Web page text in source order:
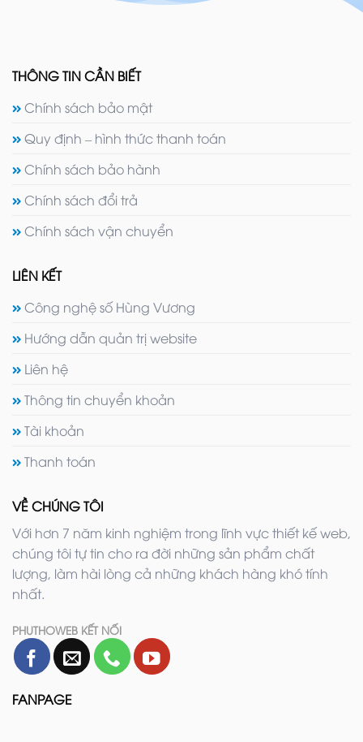
THÔNG TIN CẦN BIẾT
Chính sách bảo mật
Quy định – hình thức thanh toán
Chính sách bảo hành
Chính sách đổi trả
Chính sách vận chuyển
LIÊN KẾT
Công nghệ số Hùng Vương
Hướng dẫn quản trị website
Liên hệ
Thông tin chuyển khoản
Tài khoản
Thanh toán
VỀ CHÚNG TÔI
Với hơn 7 năm kinh nghiệm trong lĩnh vực thiết kế web,
chúng tôi tự tin cho ra đời những sản phẩm chất
lượng, làm hài lòng cả những khách hàng khó tính
nhất.
PHUTHOWEB KẾT NỐI
FANPAGE